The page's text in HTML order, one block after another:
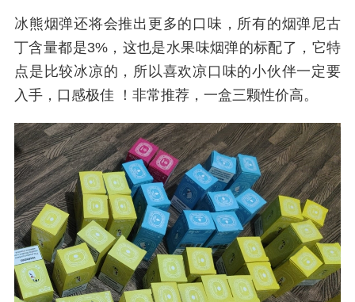
冰熊烟弹还将会推出更多的口味，所有的烟弹尼古
丁含量都是3%，这也是水果味烟弹的标配了，它特
点是比较冰凉的，所以喜欢凉口味的小伙伴一定要
入手，口感极佳 ！非常推荐，一盒三颗性价高。